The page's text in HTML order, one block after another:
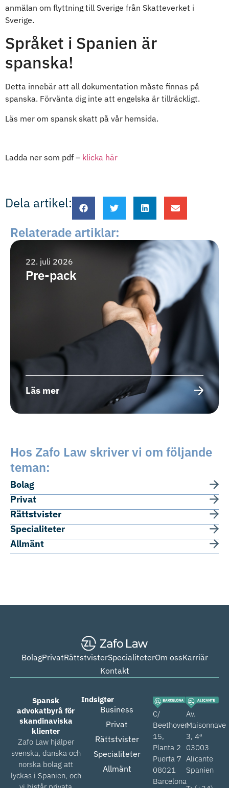
anmälan om flyttning till Sverige från Skatteverket i
Sverige.
Språket i Spanien är
spanska!
Detta innebär att all dokumentation måste finnas på
spanska. Förvänta dig inte att engelska är tillräckligt.
Läs mer om spansk skatt på vår hemsida.
Ladda ner som pdf – klicka här
Dela artikel:
Relaterade artiklar:
22. juli 2026
Pre-pack
Läs mer
Hos Zafo Law skriver vi om följande
teman:
Bolag
Privat
Rättstvister
Specialiteter
Allmänt
BolagPrivatRättstvisterSpecialiteterOm ossKarriär
Kontakt
Spansk
advokatbyrå för
skandinaviska
klienter
Zafo Law hjälper
svenska, danska och
norska bolag att
lyckas i Spanien, och
Indsigter
Business
Privat
Rättstvister
Specialiteter
Allmänt
C/
Beethoven
15,
Planta 2
Puerta 7
08021
Barcelona
Av.
Maisonnave
3, 4ª
03003
Alicante
Spanien